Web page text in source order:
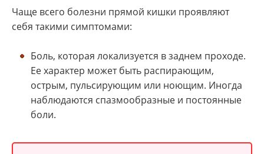
Чаще всего болезни прямой кишки проявляют
себя такими симптомами:
Боль, которая локализуется в заднем проходе.
Ее характер может быть распирающим,
острым, пульсирующим или ноющим. Иногда
наблюдаются спазмообразные и постоянные
боли.